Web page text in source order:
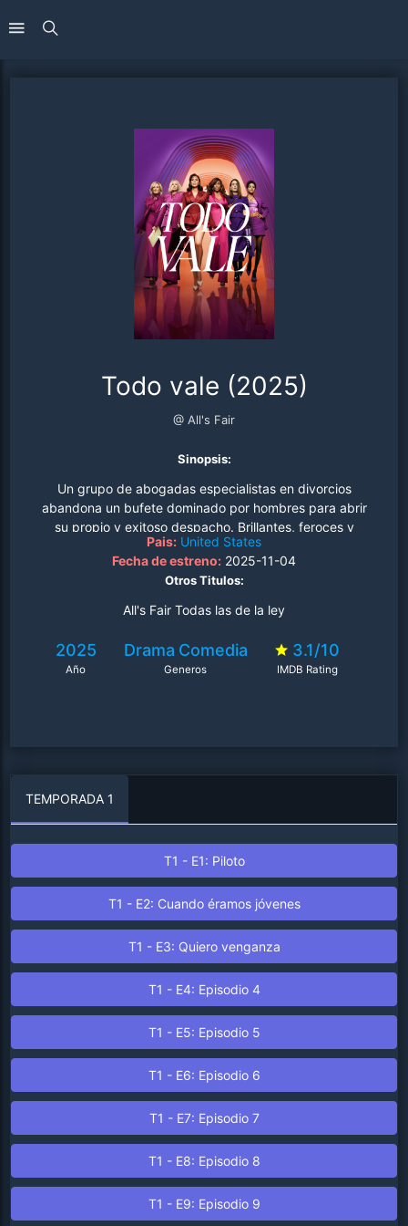
Todo vale (2025)
@ All's Fair
Sinopsis:
Un grupo de abogadas especialistas en divorcios
abandona un bufete dominado por hombres para abrir
su propio y exitoso despacho. Brillantes, feroces y
emocionalmente complejas, lidian con rupturas de alto
riesgo, escándalos y lealtades cambiantes, tanto en los
tribunales como en su círculo íntimo. En un mundo donde
el dinero manda y el amor es un campo de batalla, estas
mujeres no solo juegan, sino que cambian las reglas..
Pais: United States
Fecha de estreno: 2025-11-04
Otros Titulos:
All's Fair Todas las de la ley
2025
Año
Drama Comedia
Generos
3.1/10
IMDB Rating
TEMPORADA 1
T1 - E1: Piloto
T1 - E2: Cuando éramos jóvenes
T1 - E3: Quiero venganza
T1 - E4: Episodio 4
T1 - E5: Episodio 5
T1 - E6: Episodio 6
T1 - E7: Episodio 7
T1 - E8: Episodio 8
T1 - E9: Episodio 9